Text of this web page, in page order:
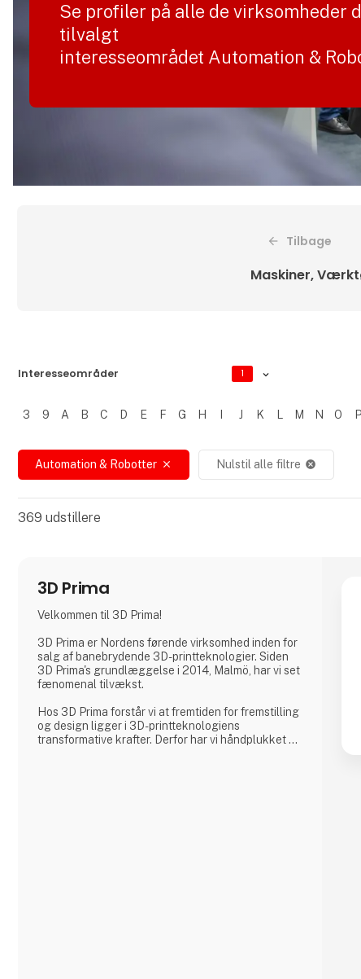
Se profiler på alle de virksomheder
tilvalgt
interesseområdet Automation &
Tilbage
Maskiner,
Interesseområder 1
Filtrer resultater
3 9 A B C D E F G H I J K L M N O P
Automation & Robotter close Nulstil alle filtre cancel
369 udstillere
3D Prima
Velkommen til 3D Prima!
3D Prima er Nordens førende virksomhed inden for
salg af banebrydende 3D-printteknologier. Siden
3D Prima's grundlæggelse i 2014, Malmö, har vi set
fænomenal tilvækst.
Hos 3D Prima forstår vi at fremtiden for fremstilling
og design ligger i 3D-printteknologiens
transformative krafter. Derfor har vi håndplukket et